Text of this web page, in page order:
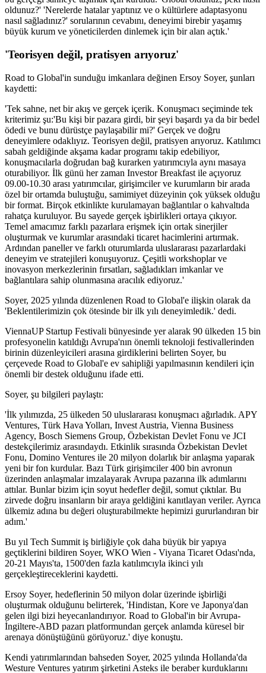
oldunuz?' 'Nerelerde hatalar yaptınız ve o kültürlere adaptasyonu
nasıl sağladınız?' sorularının cevabını, deneyimi birebir yaşamış
büyük kurum ve yöneticilerden dinlemek için bir alan açtık.'
'Teorisyen değil, pratisyen arıyoruz'
Road to Global'in sunduğu imkanlara değinen Ersoy Soyer, şunları
kaydetti:
'Tek sahne, net bir akış ve gerçek içerik. Konuşmacı seçiminde tek
kriterimiz şu:'Bu kişi bir pazara girdi, bir şeyi başardı ya da bir bedel
ödedi ve bunu dürüstçe paylaşabilir mi?' Gerçek ve doğru
deneyimlere odaklıyız. Teorisyen değil, pratisyen arıyoruz. Katılımcı
sabah geldiğinde akşama kadar programı takip edebiliyor,
konuşmacılarla doğrudan bağ kurarken yatırımcıyla aynı masaya
oturabiliyor. İlk günü her zaman Investor Breakfast ile açıyoruz
09.00-10.30 arası yatırımcılar, girişimciler ve kurumların bir arada
özel bir ortamda buluştuğu, samimiyet düzeyinin çok yüksek olduğu
bir format. Birçok etkinlikte kurulamayan bağlantılar o kahvaltıda
rahatça kuruluyor. Bu sayede gerçek işbirlikleri ortaya çıkıyor.
Temel amacımız farklı pazarlara erişmek için ortak sinerjiler
oluşturmak ve kurumlar arasındaki ticaret hacimlerini artırmak.
Ardından paneller ve farklı oturumlarda uluslararası pazarlardaki
deneyim ve stratejileri konuşuyoruz. Çeşitli workshoplar ve
inovasyon merkezlerinin fırsatları, sağladıkları imkanlar ve
bağlantılara sahip olunmasına aracılık ediyoruz.'
Soyer, 2025 yılında düzenlenen Road to Global'e ilişkin olarak da
'Beklentilerimizin çok ötesinde bir ilk yılı deneyimledik.' dedi.
ViennaUP Startup Festivali bünyesinde yer alarak 90 ülkeden 15 bin
profesyonelin katıldığı Avrupa'nın önemli teknoloji festivallerinden
birinin düzenleyicileri arasına girdiklerini belirten Soyer, bu
çerçevede Road to Global'e ev sahipliği yapılmasının kendileri için
önemli bir destek olduğunu ifade etti.
Soyer, şu bilgileri paylaştı:
'İlk yılımızda, 25 ülkeden 50 uluslararası konuşmacı ağırladık. APY
Ventures, Türk Hava Yolları, Invest Austria, Vienna Business
Agency, Bosch Siemens Group, Özbekistan Devlet Fonu ve JCI
destekçilerimiz arasındaydı. Etkinlik sırasında Özbekistan Devlet
Fonu, Domino Ventures ile 20 milyon dolarlık bir anlaşma yaparak
yeni bir fon kurdular. Bazı Türk girişimciler 400 bin avronun
üzerinden anlaşmalar imzalayarak Avrupa pazarına ilk adımlarını
attılar. Bunlar bizim için soyut hedefler değil, somut çıktılar. Bu
zirvede doğru insanların bir araya geldiğini kanıtlayan veriler. Ayrıca
ülkemiz adına bu değeri oluşturabilmekte hepimizi gururlandıran bir
adım.'
Bu yıl Tech Summit iş birliğiyle çok daha büyük bir yapıya
geçtiklerini bildiren Soyer, WKO Wien - Viyana Ticaret Odası'nda,
20-21 Mayıs'ta, 1500'den fazla katılımcıyla ikinci yılı
gerçekleştireceklerini kaydetti.
Ersoy Soyer, hedeflerinin 50 milyon dolar üzerinde işbirliği
oluşturmak olduğunu belirterek, 'Hindistan, Kore ve Japonya'dan
gelen ilgi bizi heyecanlandırıyor. Road to Global'in bir Avrupa-
İngiltere-ABD pazarı platformundan gerçek anlamda küresel bir
arenaya dönüştüğünü görüyoruz.' diye konuştu.
Kendi yatırımlarından bahseden Soyer, 2025 yılında Hollanda'da
Westure Ventures yatırım şirketini Asteks ile beraber kurduklarını